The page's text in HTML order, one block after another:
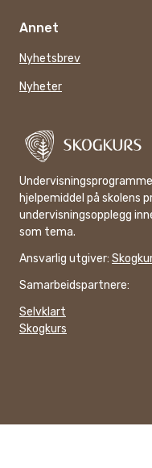
Annet
Nyhetsbrev
Nyheter
hjelpemiddel på skolens
undervisningsopplegg
som tema.
Ansvarlig utgiver:
Samarbeidspartnere:
Selvklart
Skogkurs